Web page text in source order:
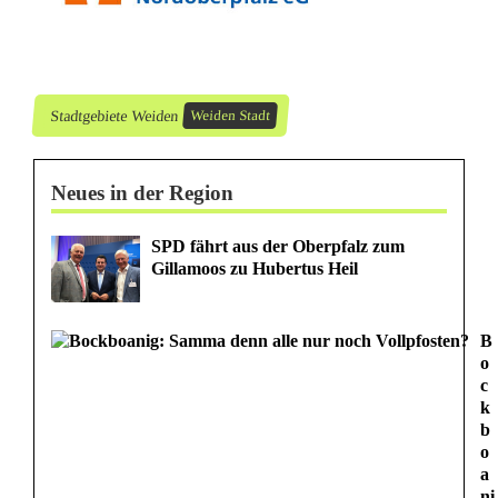
u
f
Stadtgebiete Weiden Weiden Stadt
Neues in der Region
SPD fährt aus der Oberpfalz zum
Gillamoos zu Hubertus Heil
B
o
c
k
b
o
a